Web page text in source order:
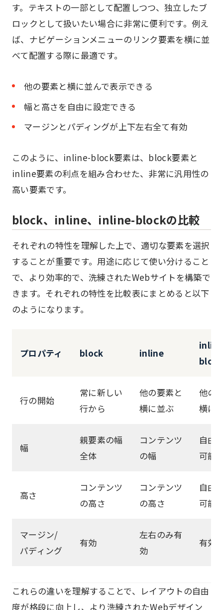
す。テキストの一部として配置しつつ、独立したブ
ロックとして扱いたい場合に非常に便利です。例え
ば、ナビゲーションメニューのリンク要素を横に並
べて配置する際に最適です。
他の要素と横に並んで表示できる
幅と高さを自由に設定できる
マージンとパディングが上下左右全て有効
このように、inline-block要素は、block要素と
inline要素の利点を組み合わせた、非常に汎用性の
高い要素です。
block、inline、inline-blockの比較
それぞれの特性を理解した上で、適切な要素を選択
することが重要です。用途に応じて使い分けること
で、より効率的で、洗練されたWebサイトを構築で
きます。それぞれの特性を比較表にまとめると以下
のようになります。
プロパティ block inline
block
行の開始
常に新しい
行から
他の要素と
横に並ぶ
他の
横に
幅
親要素の幅
全体
コンテンツ
の幅
自由
可能
高さ
コンテンツ
の高さ
コンテンツ
の高さ
自由
可能
マージン/
パディング
有効
左右のみ有
効
有効
これらの違いを理解することで、レイアウトの自由
度が格段に向上し、より洗練されたWebデザイン